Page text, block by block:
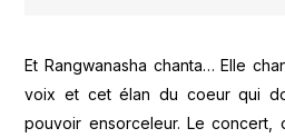
Et Rangwanasha chanta… Elle
voix et cet élan du coeur qui
pouvoir ensorceleur. Le concert,